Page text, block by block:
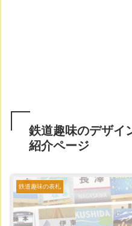
鉄道趣味のデザ
紹介ページ
鉄道趣味の表札